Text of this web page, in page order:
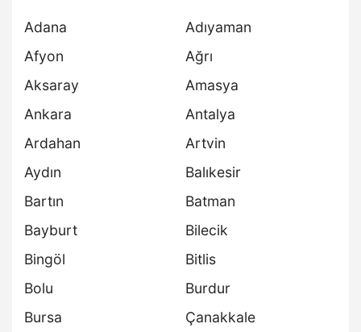
Adana
Adıyaman
Afyon
Ağrı
Aksaray
Amasya
Ankara
Antalya
Ardahan
Artvin
Aydın
Balıkesir
Bartın
Batman
Bayburt
Bilecik
Bingöl
Bitlis
Bolu
Burdur
Bursa
Çanakkale